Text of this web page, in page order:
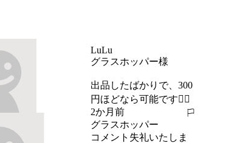
LuLu
グラスホッパー様
出品したばかりで、300
円ほどなら可能です🙇‍♀️
2か月前
報告する
グラスホッパー
コメント失礼いたしま